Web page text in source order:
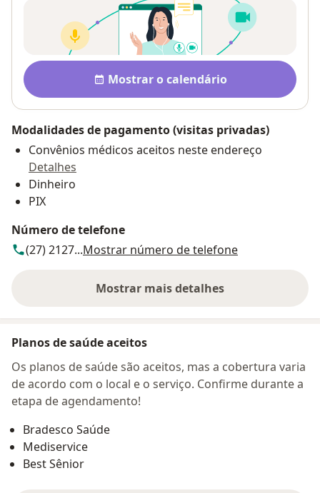
Pagamento após a consulta
Disponibilidade
Mostrar o calendário
Modalidades de pagamento (visitas privadas)
Convênios médicos aceitos neste endereço
Detalhes
Dinheiro
PIX
Número de telefone
(27) 2127...Mostrar número de telefone
Mostrar mais detalhes
sobre o endereço
Planos de saúde aceitos
Os planos de saúde são aceitos, mas a cobertura varia
de acordo com o local e o serviço. Confirme durante a
etapa de agendamento!
Bradesco Saúde
Mediservice
Best Sênior